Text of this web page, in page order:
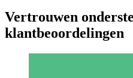
Vertrouwen
klantbeoordelingen